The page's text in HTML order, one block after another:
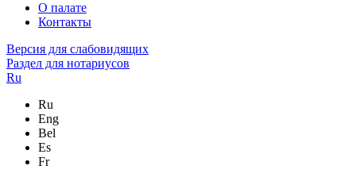
О палате
Контакты
Версия для слабовидящих
Раздел для нотариусов
Ru
Ru
Eng
Bel
Es
Fr